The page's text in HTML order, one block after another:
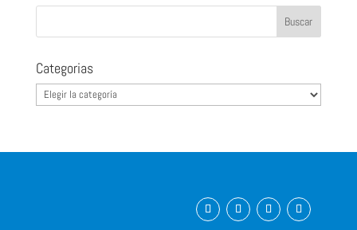
Categorias
Categorias